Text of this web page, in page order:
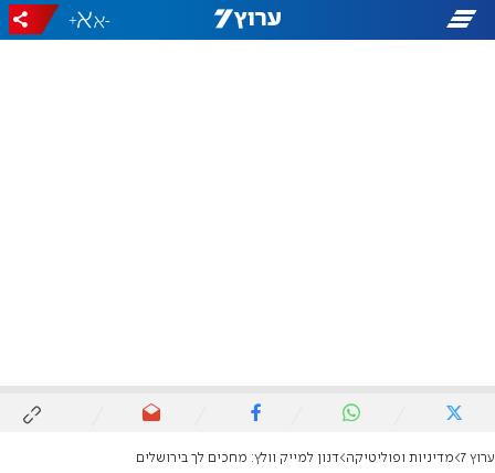
-
+
ערוץ 7 מדיניות ופוליטיקה דנון למייק וולץ: מחכים לך בירושלים